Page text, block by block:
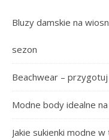
Bluzy damskie na
sezon
Beachwear –
Modne body idealne
Jakie sukienki modne